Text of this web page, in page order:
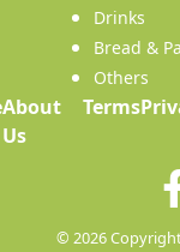
Drinks
Bread &
Others
About
Us(current)
Terms
© 2026